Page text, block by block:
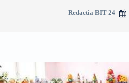
Redactia BIT 24